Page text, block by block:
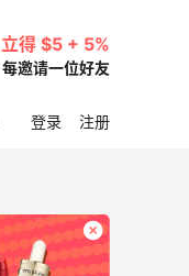
立得 $5 + 5%
每邀请一位好友
登录 注册